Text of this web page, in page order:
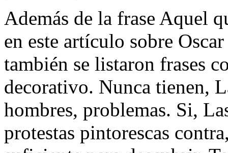
Además de la frase Aquel
en este artículo sobre
también se listaron frases
decorativo. Nunca tienen,
hombres, problemas. Si,
protestas pintorescas